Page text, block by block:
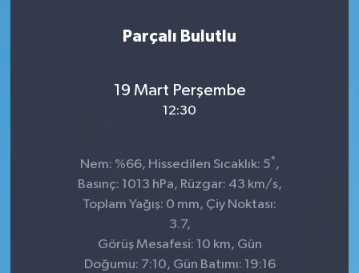
Parçalı Bulutlu
19 Mart Perşembe
12:30
Nem: %66, Hissedilen Sıcaklık: 5° ,
Basınç: 1013 hPa, Rüzgar: 43 km/s,
Toplam Yağış: 0 mm, Çiy Noktası:
3.7,
Görüş Mesafesi: 10 km, Gün
Doğumu: 7:10, Gün Batımı: 19:16